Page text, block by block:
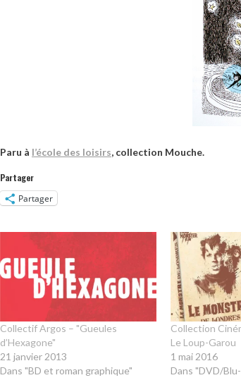
Paru à l’école des loisirs, collection Mouche.
Partager
Partager
Collectif Argos – "Gueules
d’Hexagone"
21 janvier 2013
Dans "BD et roman graphique"
Collection
Le Loup-Garou
1 mai 2016
Dans "DVD/